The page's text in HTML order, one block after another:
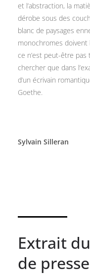
et l’abstraction, la
dérobe sous des
blanc de paysages
monochromes
ce n’est peut-être pas
chercher que dans
d’un écrivain
Goethe.
Sylvain Silleran
Extrait
de